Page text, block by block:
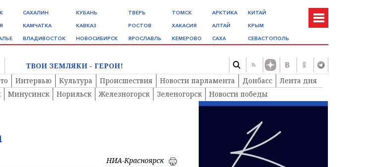
САХАЛИН
КАМЧАТКА
ВЛАДИВОСТОК
КУБАНЬ
КАВКАЗ
НОВОСИБИРСК
ТВЕРЬ
РОСТОВ
ЯРОСЛАВЛЬ
ТОМСК
ХАКАСИЯ
КЕМЕРОВО
АРКТИКА
АЛТАЙ
САХА
КИТАЙ
КРЫМ
СЕВАСТОПОЛЬ
ТВОИ ЗЕМЛЯКИ - ГЕРОИ!
Интервью Культура Происшествия Новости парламента Донбасс
Лента дня
Минусинск Норильск Железногорск Зеленогорск
Новости победы
НИА-Красноярск